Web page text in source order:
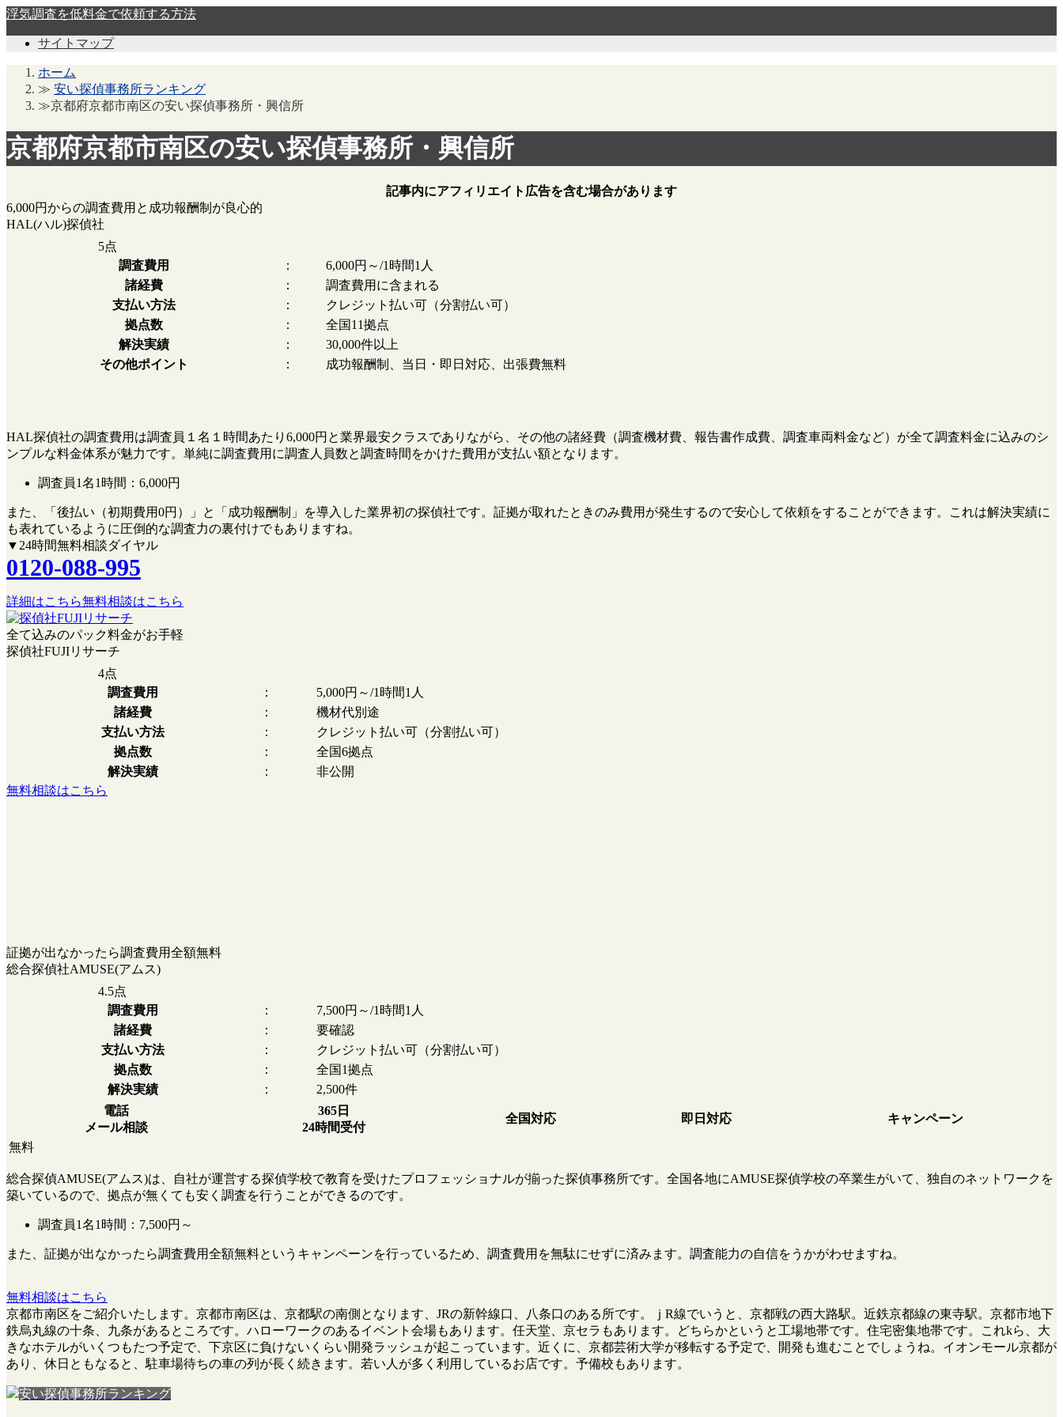
浮気調査を低料金で依頼する方法
サイトマップ
ホーム
≫ 安い探偵事務所ランキング
≫京都府京都市南区の安い探偵事務所・興信所
京都府京都市南区の安い探偵事務所・興信所
記事内にアフィリエイト広告を含む場合があります
6,000円からの調査費用と成功報酬制が良心的
HAL(ハル)探偵社
5点
調査費用
：
6,000円～/1時間1人
諸経費
：
調査費用に含まれる
支払い方法
：
クレジット払い可（分割払い可）
拠点数
：
全国11拠点
解決実績
：
30,000件以上
その他ポイント
： 成功報酬制、当日・即日対応、出張費無料
HAL探偵社の調査費用は調査員１名１時間あたり6,000円と業界最安クラスでありながら、その他の諸経費（調査機材費、報告書作成費、調査車両料金など）が全て調査料金に込みのシ
ンプルな料金体系が魅力です。単純に調査費用に調査人員数と調査時間をかけた費用が支払い額となります。
調査員1名1時間： 6,000円
また、 「後払い（初期費用0円）」 と 「成功報酬制」
を導入した業界初の探偵社です。証拠が取れたときのみ費用が発生するので安心して依頼をすることができます。これは解決実績に
も表れているように圧倒的な調査力の裏付けでもありますね。
▼24時間無料相談ダイヤル
0120-088-995
詳細はこちら無料相談はこちら
全て込みのパック料金がお手軽
探偵社FUJIリサーチ
4点
調査費用
：
5,000円～/1時間1人
諸経費
：
機材代別途
支払い方法
：
クレジット払い可（分割払い可）
拠点数
：
全国6拠点
解決実績
：
非公開
無料相談はこちら
証拠が出なかったら調査費用全額無料
総合探偵社AMUSE(アムス)
4.5点
調査費用
：
7,500円～/1時間1人
諸経費
：
要確認
支払い方法
：
クレジット払い可（分割払い可）
拠点数
：
全国1拠点
解決実績
：
2,500件
電話
メール相談
365日
24時間受付
全国対応 即日対応 キャンペーン
無料
総合探偵AMUSE(アムス)は、自社が運営する探偵学校で教育を受けたプロフェッショナルが揃った探偵事務所です。全国各地にAMUSE探偵学校の卒業生がいて、独自のネットワークを
築いているので、拠点が無くても安く調査を行うことができるのです。
調査員1名1時間： 7,500円～
また、 証拠が出なかったら調査費用全額無料というキャンペーンを行っているため、調査費用を無駄にせずに済みます。調査能力の自信をうかがわせますね。
無料相談はこちら
京都市南区をご紹介いたします。京都市南区は、京都駅の南側となります、JRの新幹線口、八条口のある所です。ｊR線でいうと、京都戦の西大路駅。近鉄京都線の東寺駅。京都市地下
鉄烏丸線の十条、九条があるところです。ハローワークのあるイベント会場もあります。任天堂、京セラもあります。どちらかというと工場地帯です。住宅密集地帯です。これkら、大
きなホテルがいくつもたつ予定で、下京区に負けないくらい開発ラッシュが起こっています。近くに、京都芸術大学が移転する予定で、開発も進むことでしょうね。イオンモール京都が
あり、休日ともなると、駐車場待ちの車の列が長く続きます。若い人が多く利用しているお店です。予備校もあります。
安い探偵事務所ランキング